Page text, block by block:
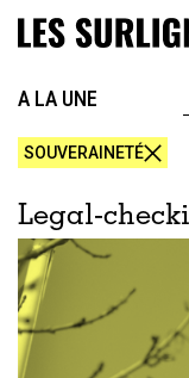
A LA UNE
SOUVERAINETÉ
Legal-